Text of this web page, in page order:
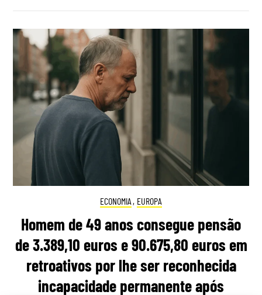
ECONOMIA , EUROPA
Homem de 49 anos consegue pensão
de 3.389,10 euros e 90.675,80 euros em
retroativos por lhe ser reconhecida
incapacidade permanente após